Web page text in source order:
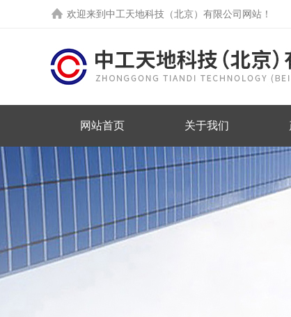
欢迎来到中工天地科技（北京）有限公司网站！
网站首页 关于我们